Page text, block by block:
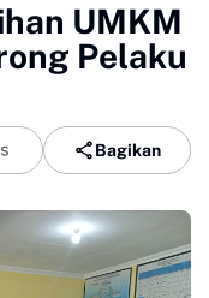
UMKM
Pelaku
Bagikan